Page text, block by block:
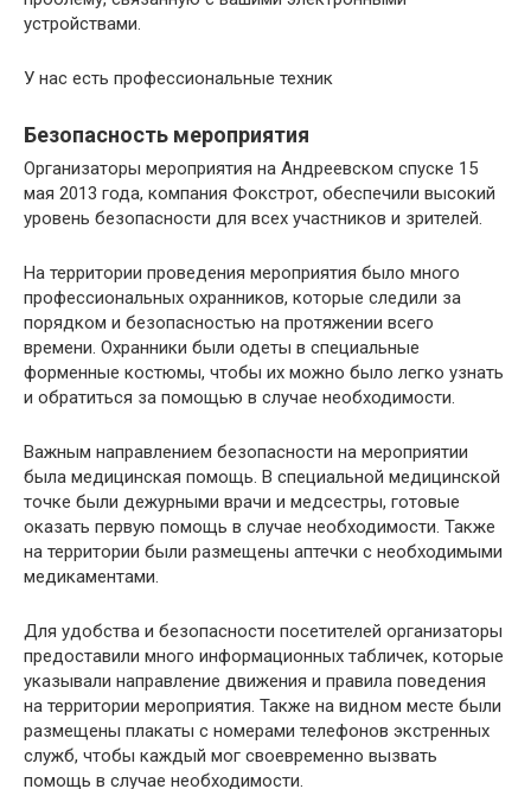
устройствами.
У нас есть профессиональные техник
Безопасность мероприятия
Организаторы мероприятия на Андреевском спуске 15
мая 2013 года, компания Фокстрот, обеспечили высокий
уровень безопасности для всех участников и зрителей.
На территории проведения мероприятия было много
профессиональных охранников, которые следили за
порядком и безопасностью на протяжении всего
времени. Охранники были одеты в специальные
форменные костюмы, чтобы их можно было легко узнать
и обратиться за помощью в случае необходимости.
Важным направлением безопасности на мероприятии
была медицинская помощь. В специальной медицинской
точке были дежурными врачи и медсестры, готовые
оказать первую помощь в случае необходимости. Также
на территории были размещены аптечки с необходимыми
медикаментами.
Для удобства и безопасности посетителей организаторы
предоставили много информационных табличек, которые
указывали направление движения и правила поведения
на территории мероприятия. Также на видном месте были
размещены плакаты с номерами телефонов экстренных
служб, чтобы каждый мог своевременно вызвать
помощь в случае необходимости.